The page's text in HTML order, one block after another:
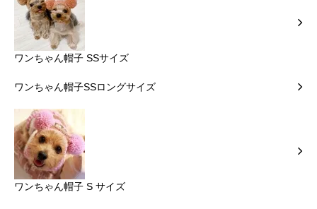
ワンちゃん帽子 SSサイズ
ワンちゃん帽子SSロングサイズ
ワンちゃん帽子 S サイズ